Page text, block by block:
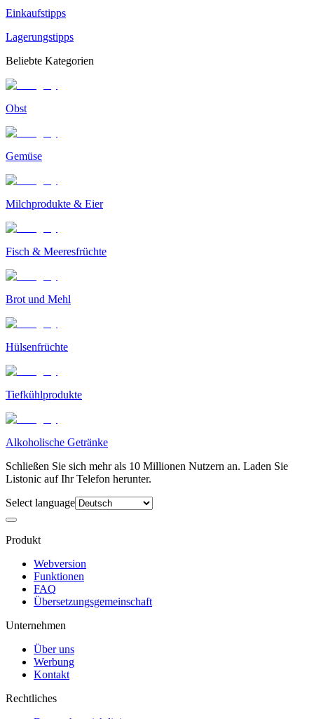
Einkaufstipps
Lagerungstipps
Beliebte Kategorien
Obst
Gemüse
Milchprodukte & Eier
Fisch & Meeresfrüchte
Brot und Mehl
Hülsenfrüchte
Tiefkühlprodukte
Alkoholische Getränke
Schließen Sie sich mehr als 10 Millionen Nutzern an. Laden Sie
Listonic auf Ihr Telefon herunter.
Select language
Produkt
Webversion
Funktionen
FAQ
Übersetzungsgemeinschaft
Unternehmen
Über uns
Werbung
Kontakt
Rechtliches